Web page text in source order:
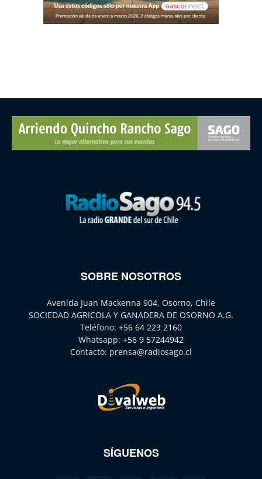
SOBRE NOSOTROS
Avenida Juan Mackenna 904, Osorno, Chile
SOCIEDAD AGRICOLA Y GANADERA DE OSORNO A.G.
Teléfono: +56 64 223 2160
Whatsapp: +56 9 57244942
Contacto: prensa@radiosago.cl
SÍGUENOS